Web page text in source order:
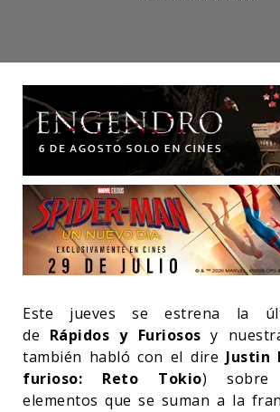
Este jueves se estrena la
de Rápidos y Furiososy
también habló con el dire Justin
furioso: Reto Tokio)
elementos que se suman a la